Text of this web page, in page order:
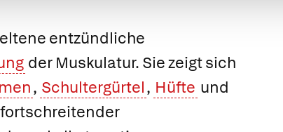
entzündliche
der Muskulatur. Sie zeigt sich
, Schultergürtel, Hüfte und